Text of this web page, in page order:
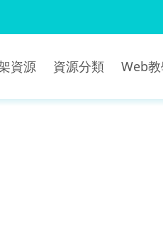
資源 資源分類 Web